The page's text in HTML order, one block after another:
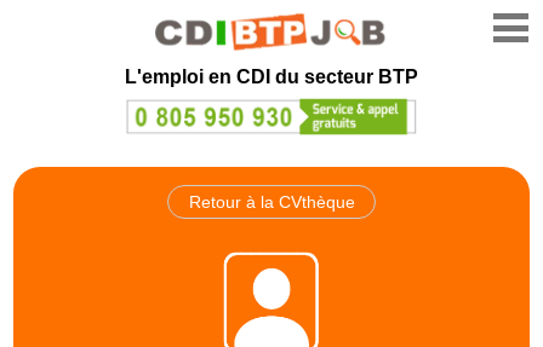
L'emploi en CDI du secteur BTP
Retour à la CVthèque